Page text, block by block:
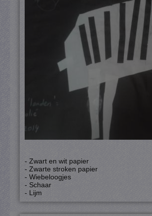
- Zwart en wit papier
- Zwarte stroken papier
- Wiebeloogjes
- Schaar
- Lijm